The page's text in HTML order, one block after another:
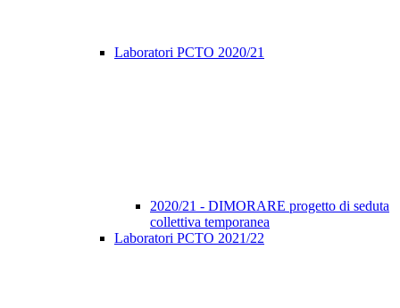
Laboratori PCTO 2020/21
2020/21 - DIMORARE progetto di seduta
collettiva temporanea
Laboratori PCTO 2021/22